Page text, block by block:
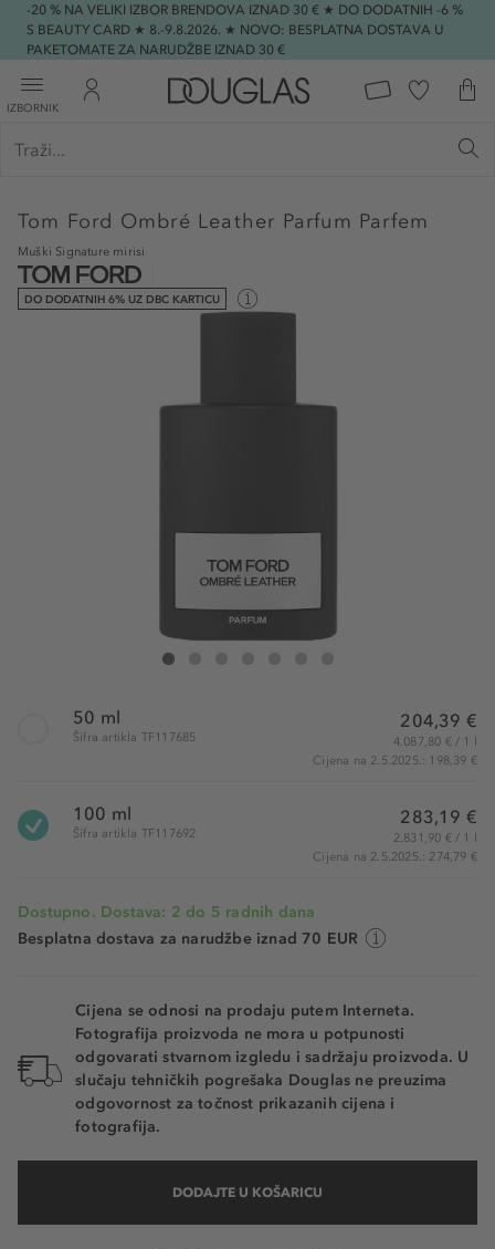
-20 % NA VELIKI IZBOR BRENDOVA IZNAD 30 € ★ DO DODATNIH -6 %
S BEAUTY CARD ★ 8.-9.8.2026. ★ NOVO: BESPLATNA DOSTAVA U
PAKETOMATE ZA NARUDŽBE IZNAD 30 €
IZBORNIK
Tom Ford Ombré Leather Parfum Parfem
Muški Signature mirisi
DO DODATNIH 6% UZ DBC KARTICU
Tom Ford Ombré Leather Parfum
50 ml
Šifra artikla TF117685
204,39 €
4.087,80 € / 1 l
Cijena na 2.5.2025.: 198,39 €
100 ml
Šifra artikla TF117692
283,19 €
2.831,90 € / 1 l
Cijena na 2.5.2025.: 274,79 €
Dostupno. Dostava: 2 do 5 radnih dana
Besplatna dostava za narudžbe iznad 70 EUR
Cijena se odnosi na prodaju putem Interneta.
Fotografija proizvoda ne mora u potpunosti
odgovarati stvarnom izgledu i sadržaju proizvoda. U
slučaju tehničkih pogrešaka Douglas ne preuzima
odgovornost za točnost prikazanih cijena i
fotografija.
DODAJTE U KOŠARICU